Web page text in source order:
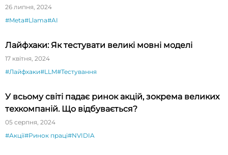
26 липня, 2024
#Meta#Llama#AI
Лайфхаки: Як тестувати великі мовні моделі
17 квітня, 2024
#Лайфхаки#LLM#Тестування
У всьому світі падає ринок акцій, зокрема великих
техкомпаній. Що відбувається?
05 серпня, 2024
#Акції#Ринок праці#NVIDIA